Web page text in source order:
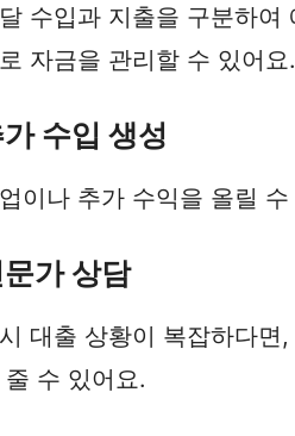
수입과 지출을 구분하
자금을 관리할 수 있어요.
수입 생성
이나 추가 수익을 올릴
가 상담
대출 상황이 복잡하다
줄 수 있어요.